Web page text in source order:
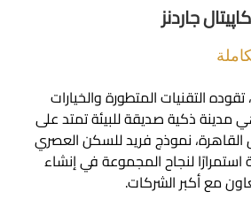
المتطورة والخيارات
ذكية صديقة للبيئة تمتد على
نموذج فريد للسكن العصري
لنجاح المجموعة في إنشاء
الشركات.